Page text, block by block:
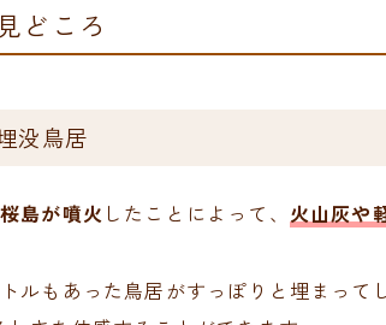
どころ
没鳥居
島が噴火 したことによって、 火山灰や
ルもあった鳥居がすっぽりと埋まって